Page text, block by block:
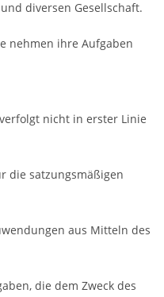
diversen Gesellschaft.
nehmen ihre Aufgaben
nicht in erster Linie
die satzungsmäßigen
aus Mitteln des
die dem Zweck des